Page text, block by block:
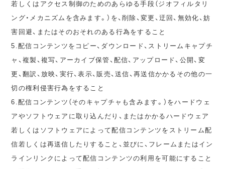
若しくはアクセス制御のためのあらゆる手段（ジオフィルタリ
ング・メカニズムを含みます。）を、削除、変更、迂回、無効化、妨
害回避、またはそのおそれのある行為をすること
5.配信コンテンツをコピー、ダウンロード、ストリームキャプチ
ャ、複製、複写、アーカイブ保管、配信、アップロード、公開、変
更、翻訳、放映、実行、表示、販売、送信、再送信かかるその他の一
切の権利侵害行為をすること
6.配信コンテンツ（そのキャプチャも含みます。）をハードウェ
アやソフトウェアに取り込んだり、またはかかるハードウェア
若しくはソフトウェアによって配信コンテンツをストリーム配
信若しくは再送信したりすること、並びに、フレームまたはイン
ラインリンクによって配信コンテンツの利用を可能にすること